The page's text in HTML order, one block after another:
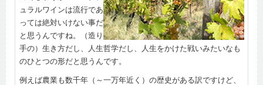
ュラルワインは流行であ
っては絶対いけない事だ
と思うんですね。（造り
手の）生き方だし、人生哲学だし、人生をかけた戦いみたいなも
のひとつの形だと思うんです。
例えば農業も数千年（～一万年近く）の歴史がある訳ですけど、